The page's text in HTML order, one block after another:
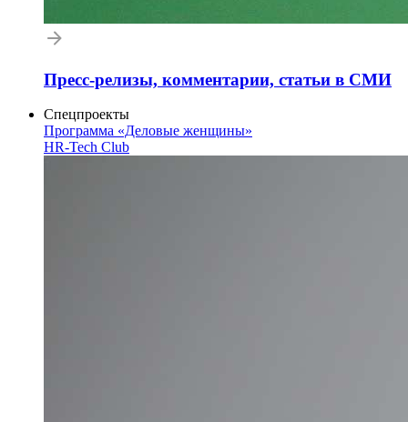
Пресс-релизы, комментарии, статьи в СМИ
Спецпроекты
Программа «Деловые женщины»
HR-Tech Club